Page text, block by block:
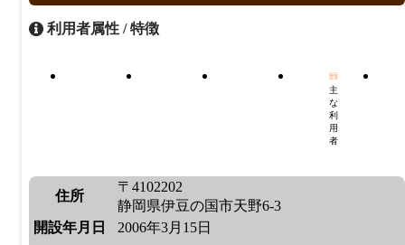
利用者属性 / 特徴
主
な
利
用
者
住所
〒4102202
静岡県伊豆の国市天野6-3
開設年月日
2006年3月15日